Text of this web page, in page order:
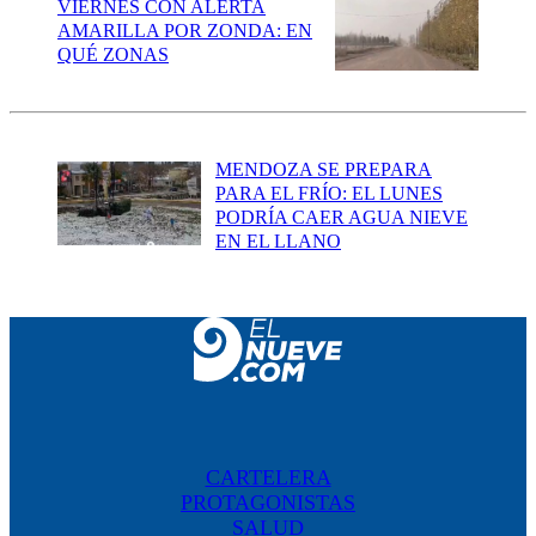
VIERNES CON ALERTA
AMARILLA POR ZONDA: EN
QUÉ ZONAS
MENDOZA SE PREPARA
PARA EL FRÍO: EL LUNES
PODRÍA CAER AGUA NIEVE
EN EL LLANO
CARTELERA
PROTAGONISTAS
SALUD